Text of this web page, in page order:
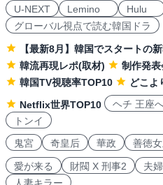
U-NEXT
Lemino Hulu
グローバル視点で読む韓国ドラ
【最新8月】韓国でスタートの
韓流再現レポ(取材)
制作発
韓国TV視聴率TOP10
どこよ
Netflix世界TOP10
ヘチ 王座
トンイ
鬼宮
奇皇后 華政 善徳
愛が来る 財閥 X 刑事2 夫